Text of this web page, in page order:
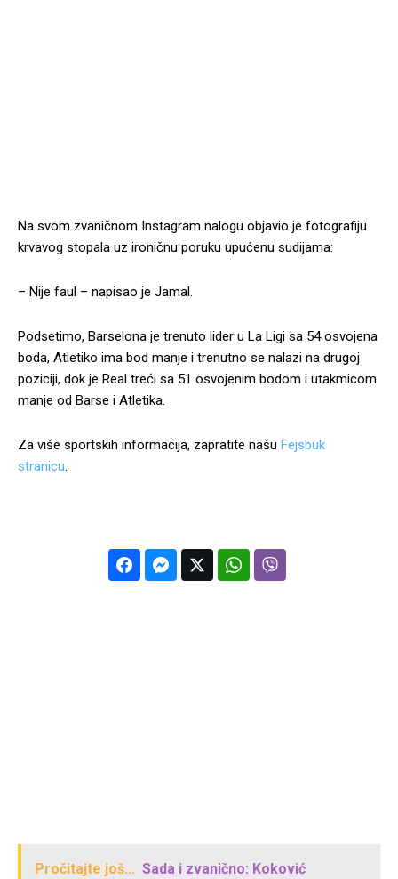
Na svom zvaničnom Instagram nalogu objavio je fotografiju
krvavog stopala uz ironičnu poruku upućenu sudijama:
– Nije faul – napisao je Jamal.
Podsetimo, Barselona je trenuto lider u La Ligi sa 54 osvojena
boda, Atletiko ima bod manje i trenutno se nalazi na drugoj
poziciji, dok je Real treći sa 51 osvojenim bodom i utakmicom
manje od Barse i Atletika.
Za više sportskih informacija, zapratite našu Fejsbuk
stranicu.
Pročitajte još... Sada i zvanično: Koković